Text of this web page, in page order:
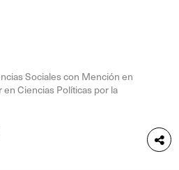
Sociales con Mención en
Ciencias Políticas por la